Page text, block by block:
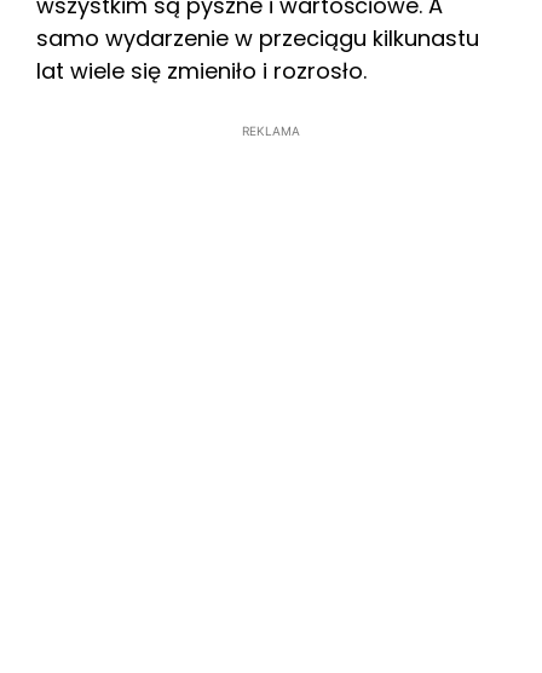
samo wydarzenie w przeciągu kilkunastu
lat wiele się zmieniło i rozrosło.
REKLAMA